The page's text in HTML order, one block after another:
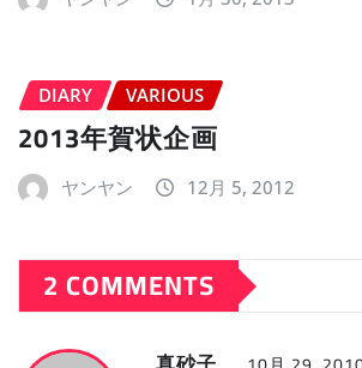
DIARY VARIOUS
2013年賀状企画
ヤンヤン 12月 5, 2012
2 COMMENTS